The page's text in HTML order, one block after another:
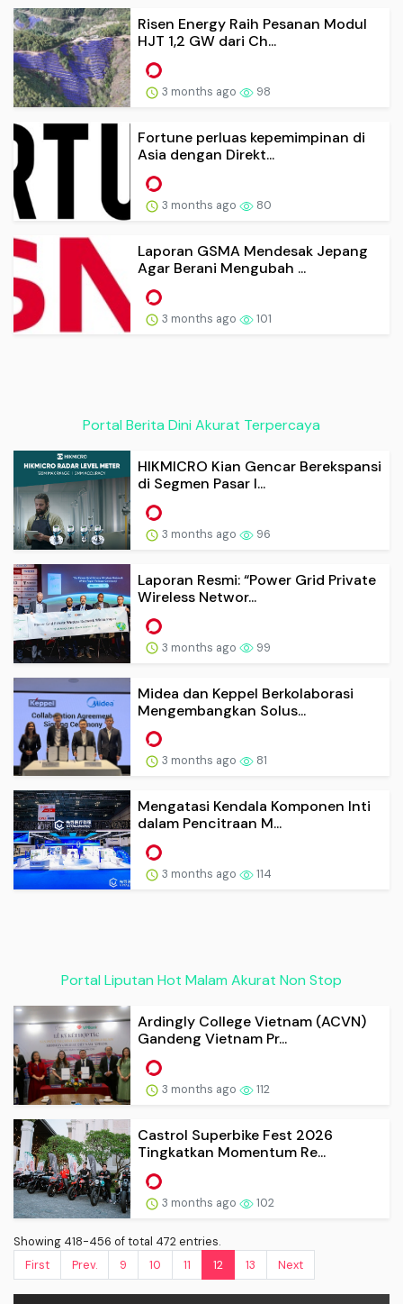
Risen Energy Raih Pesanan Modul
HJT 1,2 GW dari Ch...
3 months ago 98
Fortune perluas kepemimpinan di
Asia dengan Direkt...
3 months ago 80
Laporan GSMA Mendesak Jepang
Agar Berani Mengubah ...
3 months ago 101
Portal Berita Dini Akurat Terpercaya
HIKMICRO Kian Gencar Berekspansi
di Segmen Pasar I...
3 months ago 96
Laporan Resmi: “Power Grid Private
Wireless Networ...
3 months ago 99
Midea dan Keppel Berkolaborasi
Mengembangkan Solus...
3 months ago 81
Mengatasi Kendala Komponen Inti
dalam Pencitraan M...
3 months ago 114
Portal Liputan Hot Malam Akurat Non Stop
Ardingly College Vietnam (ACVN)
Gandeng Vietnam Pr...
3 months ago 112
Castrol Superbike Fest 2026
Tingkatkan Momentum Re...
3 months ago 102
Showing 418-456 of total 472 entries.
First
Prev. 9 10 11 12 13 Next